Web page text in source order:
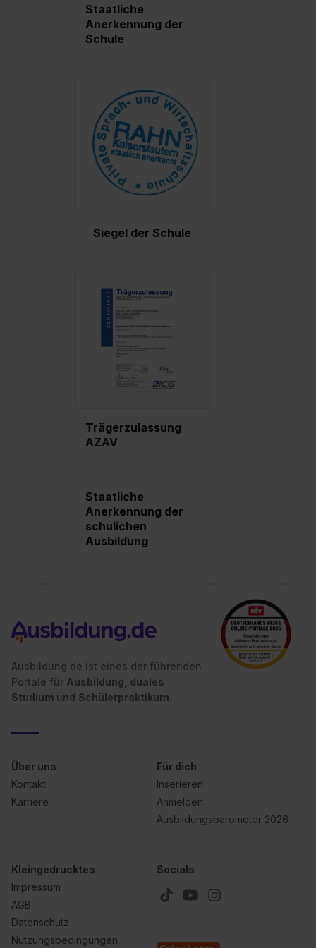
Staatliche
Anerkennung der
Schule
Siegel der Schule
Trägerzulassung
AZAV
Staatliche
Anerkennung der
schulichen
Ausbildung
Ausbildung.de ist eines der führenden
Portale für Ausbildung, duales
Studium und Schülerpraktikum.
Über uns
Kontakt
Karriere
Für dich
Inserieren
Anmelden
Ausbildungsbarometer 2026
Kleingedrucktes
Impressum
AGB
Datenschutz
Nutzungsbedingungen
Socials